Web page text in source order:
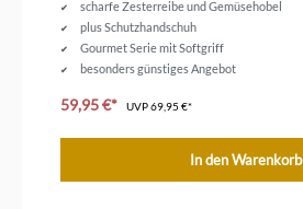
scharfe Zesterreibe und Gemüsehobel
plus Schutzhandschuh
Gourmet Serie mit Softgriff
besonders günstiges Angebot
59,95 €* UVP69,95 €*
In den Warenkorb